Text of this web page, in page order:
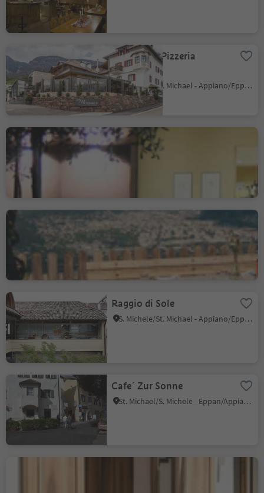
Ristorante Pizzeria
Meraner
S. Michele/St. Michael - Appiano/Eppan, Eppan an der Weinstaße/Appiano sulla Strada del Vino, Alto Adige Wine Road
Weingut Lentsch
Pramol Alto
Raggio di Sole
S. Michele/St. Michael - Appiano/Eppan, Eppan an der Weinstaße/Appiano sulla Strada del Vino, Alto Adige Wine Road
Cafe´ Zur Sonne
St. Michael/S. Michele - Eppan/Appiano, Eppan an der Weinstaße/Appiano sulla Strada del Vino, Alto Adige Wine Road